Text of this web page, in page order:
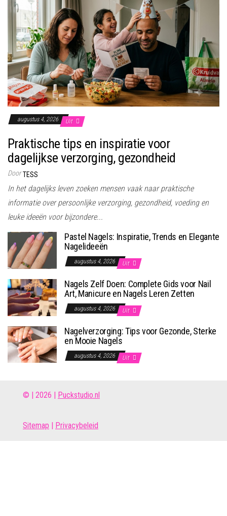
augustus 4, 2026 Uit
Praktische tips en inspiratie voor
dagelijkse verzorging, gezondheid
Door TESS
In het dagelijks leven zoeken mensen vaak naar praktische
informatie over persoonlijke verzorging, gezondheid, voeding en
leuke ideeën voor bijzondere...
Pastel Nagels: Inspiratie, Trends en Elegante
Nagelideeën
augustus 4, 2026 Uit
Nagels Zelf Doen: Complete Gids voor Nail
Art, Manicure en Nagels Leren Zetten
augustus 4, 2026 Uit
Nagelverzorging: Tips voor Gezonde, Sterke
en Mooie Nagels
augustus 4, 2026 Uit
© | 2026 | Puckstudio.nl
Sitemap Privacybeleid